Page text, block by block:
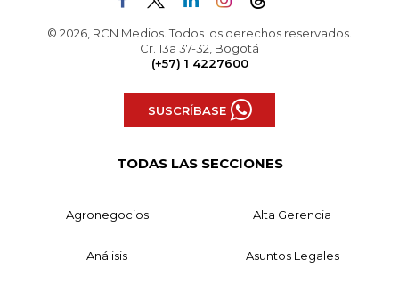
© 2026, RCN Medios. Todos los derechos reservados.
Cr. 13a 37-32, Bogotá
(+57) 1 4227600
SUSCRÍBASE
TODAS LAS SECCIONES
Agronegocios Alta Gerencia
Análisis Asuntos Legales